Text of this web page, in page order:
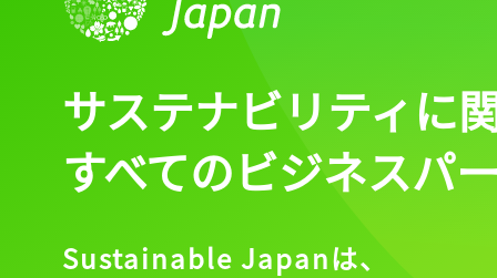
サステナビリティに
すべてのビジネスパ
Sustainable Japanは、